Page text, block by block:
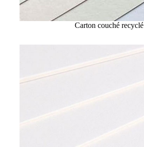
Carton couché recyclé